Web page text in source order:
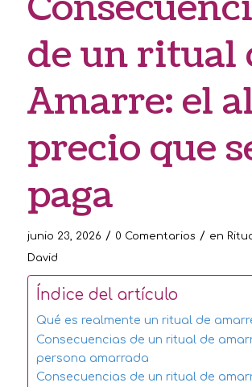
de un ritual
Amarre: el
precio que
paga
junio 23, 2026 / 0 Comentarios / en
David
Índice del artículo
Qué es realmente un ritual de
Consecuencias de un ritual de
persona amarrada
Consecuencias de un ritual de